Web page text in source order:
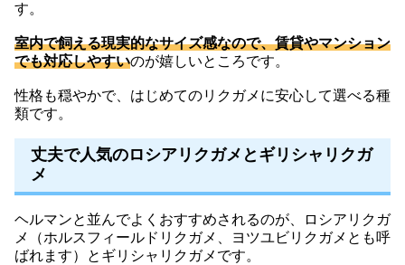
す。
室内で飼える現実的なサイズ感なので、賃貸やマンション
でも対応しやすいのが嬉しいところです。
性格も穏やかで、はじめてのリクガメに安心して選べる種
類です。
丈夫で人気のロシアリクガメとギリシャリクガ
メ
ヘルマンと並んでよくおすすめされるのが、ロシアリクガ
メ（ホルスフィールドリクガメ、ヨツユビリクガメとも呼
ばれます）とギリシャリクガメです。